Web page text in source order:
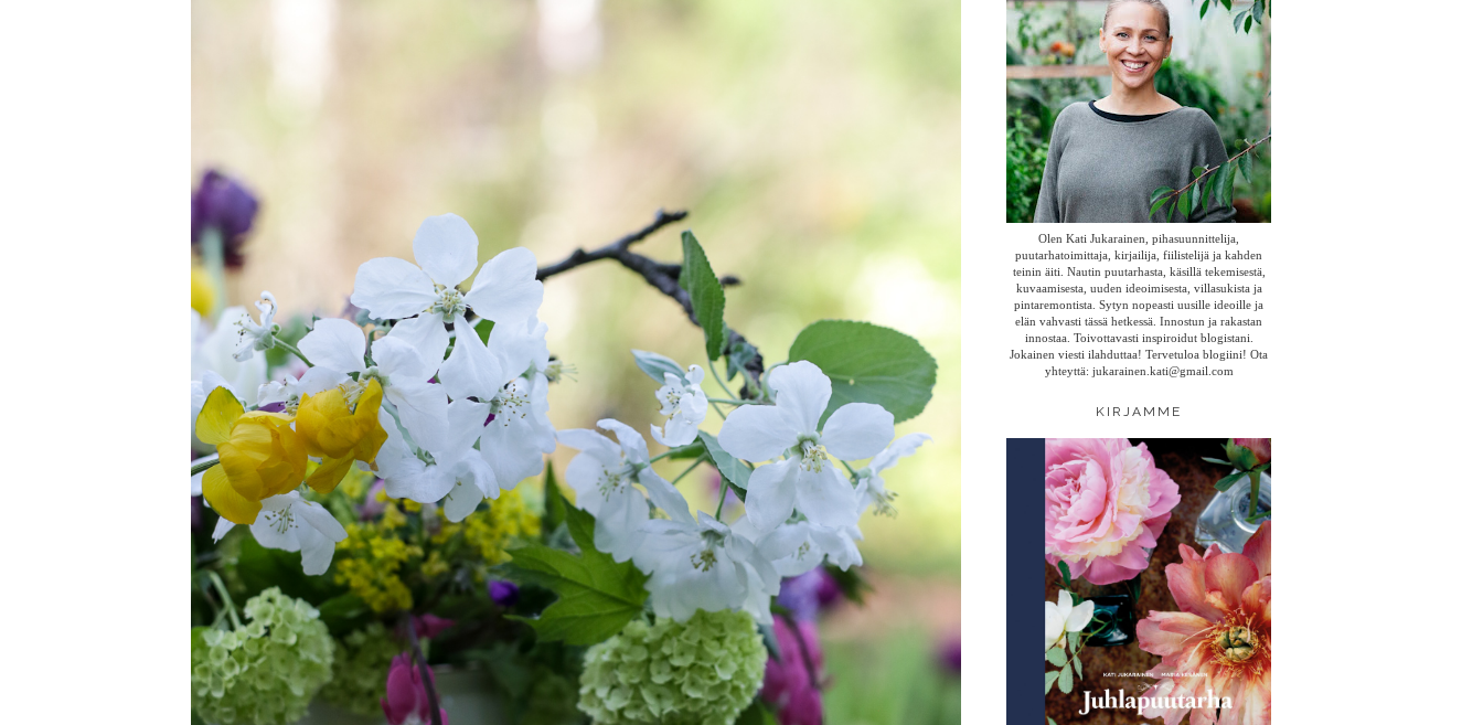
Olen Kati Jukarainen, pihasuunnittelija,
puutarhatoimittaja, kirjailija, fiilistelijä ja kahden
teinin äiti. Nautin puutarhasta, käsillä tekemisestä,
kuvaamisesta, uuden ideoimisesta, villasukista ja
pintaremontista. Sytyn nopeasti uusille ideoille ja
elän vahvasti tässä hetkessä. Innostun ja rakastan
innostaa. Toivottavasti inspiroidut blogistani.
Jokainen viesti ilahduttaa! Tervetuloa blogiini! Ota
yhteyttä: jukarainen.kati@gmail.com
KIRJAMME